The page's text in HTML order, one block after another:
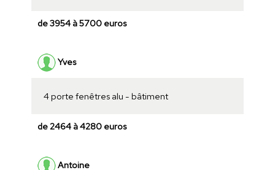
de 3954 à 5700 euros
Yves
4 porte fenêtres alu - bâtiment
de 2464 à 4280 euros
Antoine